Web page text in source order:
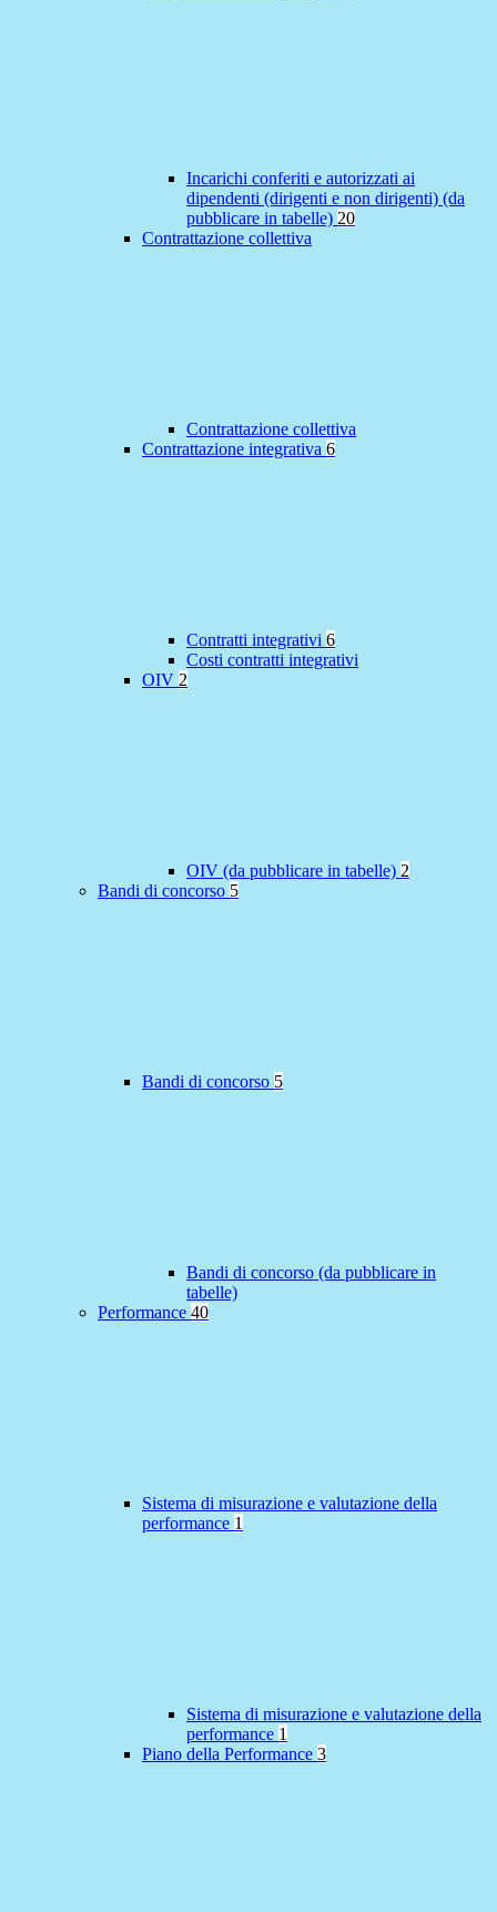
Incarichi conferiti e autorizzati ai
dipendenti (dirigenti e non dirigenti) (da
pubblicare in tabelle) 20
Contrattazione collettiva
Contrattazione collettiva
Contrattazione integrativa 6
Contratti integrativi 6
Costi contratti integrativi
OIV 2
OIV (da pubblicare in tabelle) 2
Bandi di concorso 5
Bandi di concorso 5
Bandi di concorso (da pubblicare in
tabelle)
Performance 40
Sistema di misurazione e valutazione della
performance 1
Sistema di misurazione e valutazione della
performance 1
Piano della Performance 3